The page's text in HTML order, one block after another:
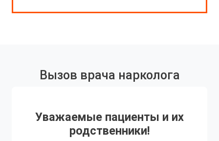
Вызов врача нарколога
Уважаемые пациенты и их
родственники!